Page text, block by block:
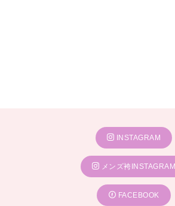
INSTAGRAM
メンズ袴INSTAGRAM
FACEBOOK